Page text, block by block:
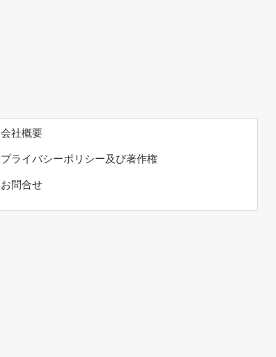
会社概要
プライバシーポリシー及び著作権
お問合せ